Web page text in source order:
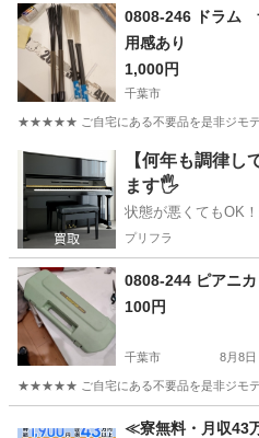
千葉 千葉市 打楽器、ドラム
0808-246 ドラム
用感あり
1,000円
千葉市
★★★★★ ご自宅にある不要品を是非ジモテ
千葉 千葉市 打楽器、ドラム
【何年も調律し
ます🖐️
状態が悪くてもOK
プリフラ
0808-244 ピアニカ
100円
千葉市 8月8日
★★★★★ ご自宅にある不要品を是非ジモテ
管楽器、笛、ハーモ
≪寮無料・月収43